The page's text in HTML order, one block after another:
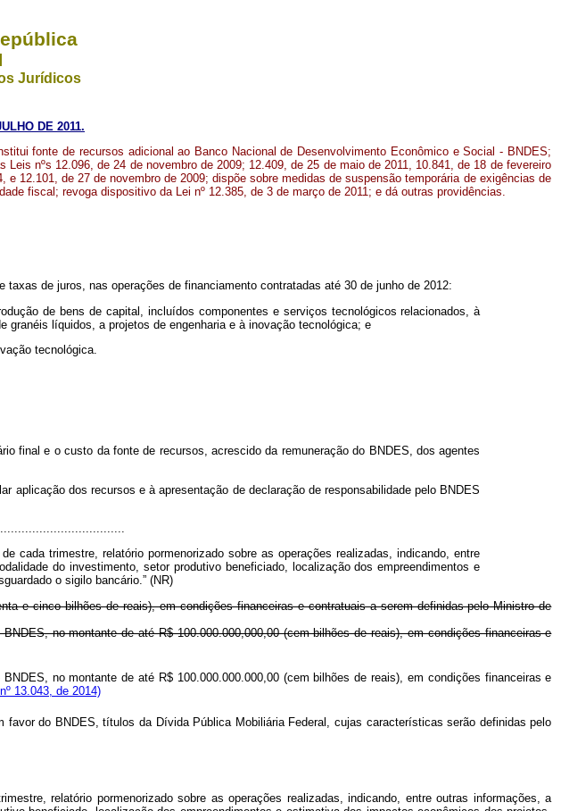
Jurídicos
DE 2011.
fonte de recursos adicional ao Banco Nacional de Desenvolvimento Econômico e Social - BNDES;
Leis nºs 12.096, de 24 de novembro de 2009; 12.409, de 25 de maio de 2011, 10.841, de 18 de fevereiro
e 12.101, de 27 de novembro de 2009; dispõe sobre medidas de suspensão temporária de exigências de
fiscal; revoga dispositivo da Lei nº 12.385, de 3 de março de 2011; e dá outras providências.
de juros, nas operações de financiamento contratadas até 30 de junho de 2012:
de bens de capital, incluídos componentes e serviços tecnológicos relacionados, à
granéis líquidos, a projetos de engenharia e à inovação tecnológica; e
tecnológica.
final e o custo da fonte de recursos, acrescido da remuneração do BNDES, dos agentes
aplicação dos recursos e à apresentação de declaração de responsabilidade pelo BNDES
cada trimestre, relatório pormenorizado sobre as operações realizadas, indicando, entre
do investimento, setor produtivo beneficiado, localização dos empreendimentos e
o sigilo bancário.” (NR)
e cinco bilhões de reais), em condições financeiras e contratuais a serem definidas pelo Ministro de
no montante de até R$ 100.000.000,000,00 (cem bilhões de reais), em condições financeiras e
no montante de até R$ 100.000.000.000,00 (cem bilhões de reais), em condições financeiras e
13.043, de 2014)
favor do BNDES, títulos da Dívida Pública Mobiliária Federal, cujas características serão definidas pelo
relatório pormenorizado sobre as operações realizadas, indicando, entre outras informações, a